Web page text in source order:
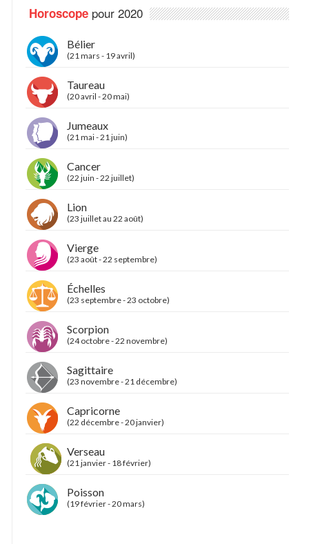
Horoscope pour 2020
Bélier
(21 mars - 19 avril)
Taureau
(20 avril - 20 mai)
Jumeaux
(21 mai - 21 juin)
Cancer
(22 juin - 22 juillet)
Lion
(23 juillet au 22 août)
Vierge
(23 août - 22 septembre)
Échelles
(23 septembre - 23 octobre)
Scorpion
(24 octobre - 22 novembre)
Sagittaire
(23 novembre - 21 décembre)
Capricorne
(22 décembre - 20 janvier)
Verseau
(21 janvier - 18 février)
Poisson
(19 février - 20 mars)